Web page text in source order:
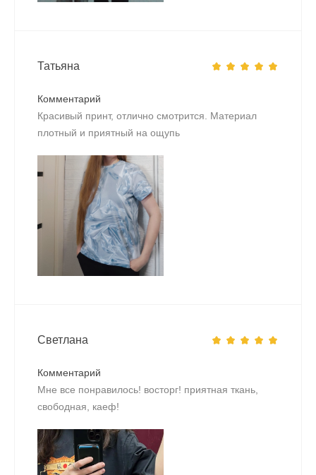
Татьяна
Комментарий
Красивый принт, отлично смотрится. Материал
плотный и приятный на ощупь
Светлана
Комментарий
Мне все понравилось! восторг! приятная ткань,
свободная, каеф!